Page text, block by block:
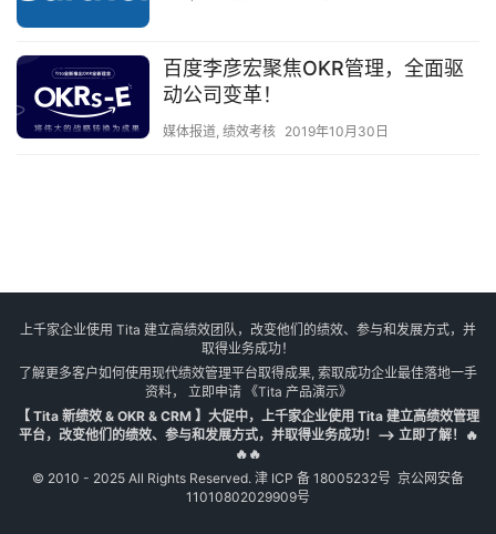
百度李彦宏聚焦OKR管理，全面驱
动公司变革！
媒体报道, 绩效考核 2019年10月30日
上千家企业使用 Tita 建立高绩效团队，改变他们的绩效、参与和发展方式，并
取得业务成功！
了解更多客户如何使用现代绩效管理平台取得成果, 索取成功企业最佳落地一手
资料， 立即申请《Tita 产品演示》
【 Tita 新绩效 & OKR & CRM 】大促中，上千家企业使用 Tita 建立高绩效管理
平台，改变他们的绩效、参与和发展方式，并取得业务成功！--> 立即了解！🔥
🔥🔥
© 2010 - 2025 All Rights Reserved. 津 ICP 备 18005232号 京公网安备
11010802029909号